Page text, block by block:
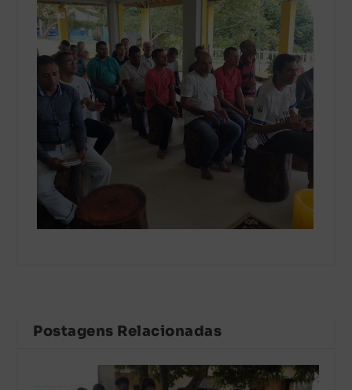
Postagens Relacionadas